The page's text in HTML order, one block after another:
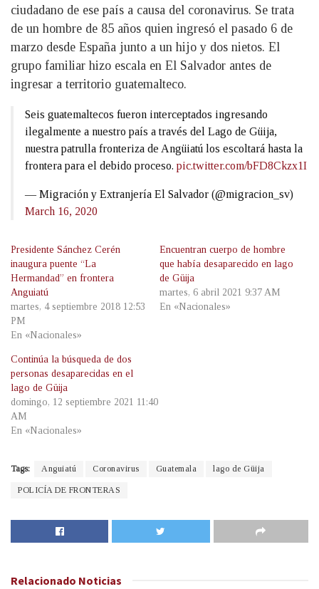
ciudadano de ese país a causa del coronavirus. Se trata
de un hombre de 85 años quien ingresó el pasado 6 de
marzo desde España junto a un hijo y dos nietos. El
grupo familiar hizo escala en El Salvador antes de
ingresar a territorio guatemalteco.
Seis guatemaltecos fueron interceptados ingresando
ilegalmente a nuestro país a través del Lago de Güija,
nuestra patrulla fronteriza de Angüiatú los escoltará hasta la
frontera para el debido proceso. pic.twitter.com/bFD8Ckzx1I
— Migración y Extranjería El Salvador (@migracion_sv)
March 16, 2020
Presidente Sánchez Cerén
inaugura puente “La
Hermandad” en frontera
Anguiatú
martes, 4 septiembre 2018 12:53
PM
En «Nacionales»
Encuentran cuerpo de hombre
que había desaparecido en lago
de Güija
martes, 6 abril 2021 9:37 AM
En «Nacionales»
Continúa la búsqueda de dos
personas desaparecidas en el
lago de Güija
domingo, 12 septiembre 2021 11:40
AM
En «Nacionales»
Tags: Anguiatú Coronavirus Guatemala lago de Güija
POLICÍA DE FRONTERAS
Relacionado Noticias